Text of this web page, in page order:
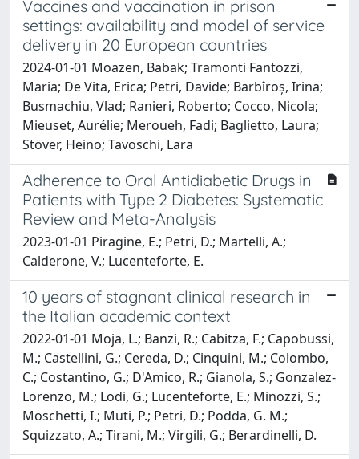
Vaccines and vaccination in prison
settings: availability and model of service
delivery in 20 European countries
2024-01-01 Moazen, Babak; Tramonti Fantozzi,
Maria; De Vita, Erica; Petri, Davide; Barbîroș, Irina;
Busmachiu, Vlad; Ranieri, Roberto; Cocco, Nicola;
Mieuset, Aurélie; Meroueh, Fadi; Baglietto, Laura;
Stöver, Heino; Tavoschi, Lara
Adherence to Oral Antidiabetic Drugs in
Patients with Type 2 Diabetes: Systematic
Review and Meta-Analysis
2023-01-01 Piragine, E.; Petri, D.; Martelli, A.;
Calderone, V.; Lucenteforte, E.
10 years of stagnant clinical research in
the Italian academic context
2022-01-01 Moja, L.; Banzi, R.; Cabitza, F.; Capobussi,
M.; Castellini, G.; Cereda, D.; Cinquini, M.; Colombo,
C.; Costantino, G.; D'Amico, R.; Gianola, S.; Gonzalez-
Lorenzo, M.; Lodi, G.; Lucenteforte, E.; Minozzi, S.;
Moschetti, I.; Muti, P.; Petri, D.; Podda, G. M.;
Squizzato, A.; Tirani, M.; Virgili, G.; Berardinelli, D.